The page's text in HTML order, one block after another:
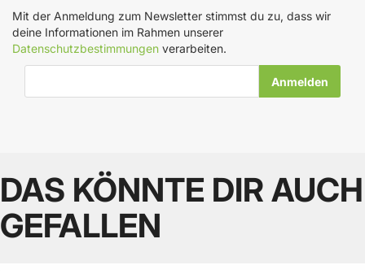
Mit der Anmeldung zum Newsletter stimmst du zu, dass wir
deine Informationen im Rahmen unserer
Datenschutzbestimmungen verarbeiten.
DAS KÖNNTE DIR AUCH
GEFALLEN